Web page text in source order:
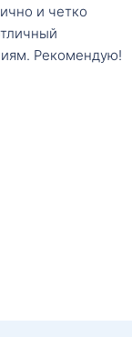
и четко
Рекомендую!